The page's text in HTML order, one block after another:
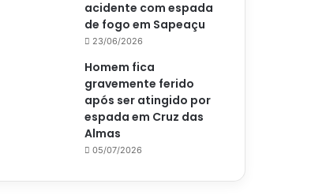
acidente com espada
de fogo em Sapeaçu
23/06/2026
Homem fica
gravemente ferido
após ser atingido por
espada em Cruz das
Almas
05/07/2026